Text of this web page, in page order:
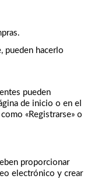
pueden hacerlo
pueden
de inicio o en el
«Registrarse» o
proporcionar
electrónico y crear